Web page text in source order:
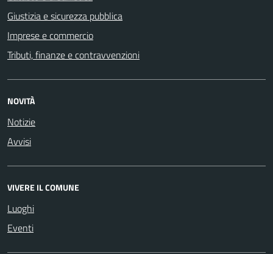
Giustizia e sicurezza pubblica
Imprese e commercio
Tributi, finanze e contravvenzioni
NOVITÀ
Notizie
Avvisi
VIVERE IL COMUNE
Luoghi
Eventi